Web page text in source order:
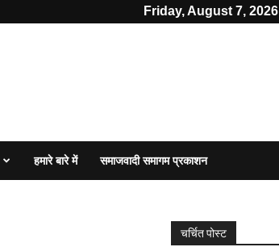
Friday, August 7, 2026
हमारे बारे में समाजवादी समागम प्रकाशन
चर्चित पोस्ट